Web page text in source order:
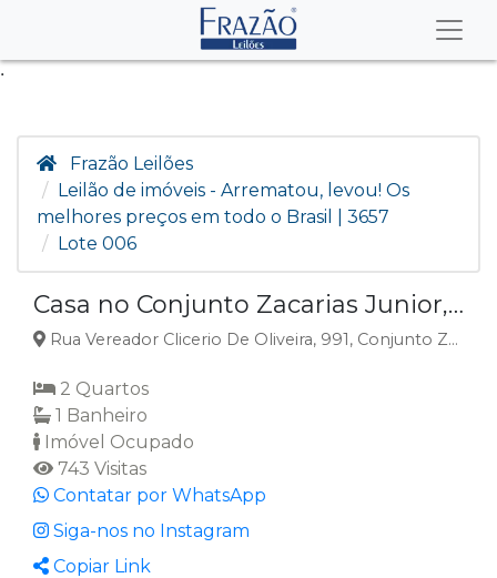
.
Frazão Leilões
Leilão de imóveis - Arrematou, levou! Os
melhores preços em todo o Brasil | 3657
Lote 006
Casa no Conjunto Zacarias Junior, Jaguaribara, CE
Rua Vereador Clicerio De Oliveira, 991, Conjunto Zacarias Junior, Jaguaribara, CE
2 Quartos
1 Banheiro
Imóvel Ocupado
743 Visitas
Contatar por WhatsApp
Siga-nos no Instagram
Copiar Link